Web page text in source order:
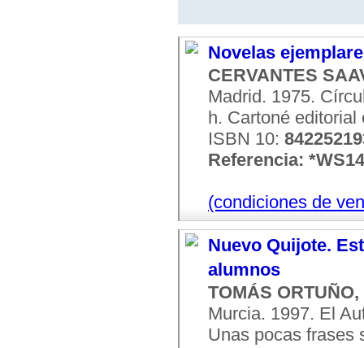
Novelas
CERVANTES
Madrid. 1975.
h. Cartoné
ISBN 10:
Referencia:
(condiciones de
Nuevo Quijote.
alumnos
TOMÁS
Murcia. 1997. El
Unas pocas frases